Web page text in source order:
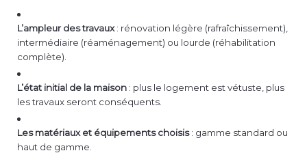
L’ampleur des travaux: rénovation légère (rafraîchissement),
intermédiaire (réaménagement) ou lourde (réhabilitation
complète).
L’état initial de la maison : plus le logement est vétuste, plus
les travaux seront conséquents.
Les matériaux et équipements choisis: gamme standard ou
haut de gamme.